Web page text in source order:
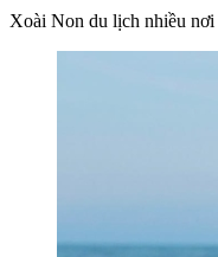
Xoài Non du lịch nhiều nơi